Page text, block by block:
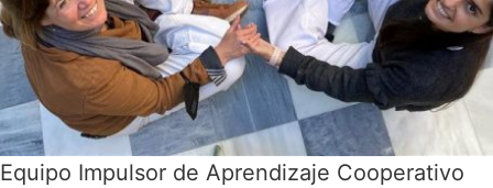
Impulsor de Aprendizaje Cooperativo